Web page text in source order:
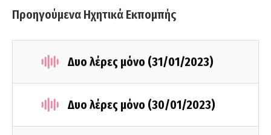
Προηγούμενα Ηχητικά Εκπομπής
Δυο λέρες μόνο (31/01/2023)
Δυο λέρες μόνο (30/01/2023)